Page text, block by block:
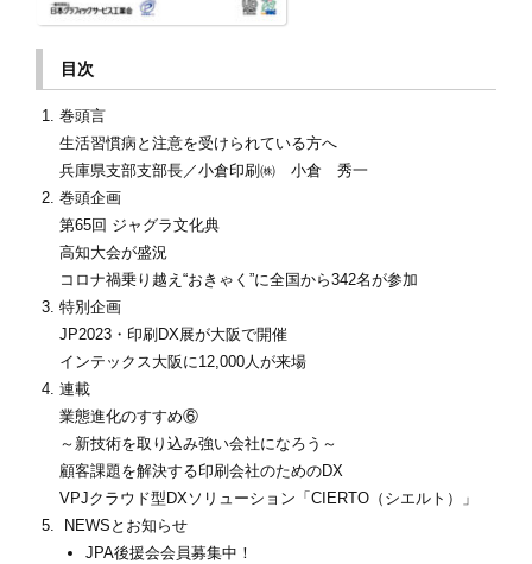
目次
巻頭言
生活習慣病と注意を受けられている方へ
兵庫県支部支部長／小倉印刷㈱ 小倉 秀一
巻頭企画
第65回 ジャグラ文化典
高知大会が盛況
コロナ禍乗り越え“おきゃく”に全国から342名が参加
特別企画
JP2023・印刷DX展が大阪で開催
インテックス大阪に12,000人が来場
連載
業態進化のすすめ⑥
～新技術を取り込み強い会社になろう～
顧客課題を解決する印刷会社のためのDX
VPJクラウド型DXソリューション「CIERTO（シエルト）」
NEWSとお知らせ
JPA後援会会員募集中！